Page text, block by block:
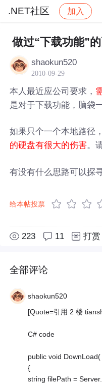
.NET社区 加入
社区 .NET社区
做过“下载功能”的
shaokun520
2010-09-29
本人最近应公司要求，
是对于下载功能，脑袋
如果只个一个本地路径
的硬盘有很大的伤害。
有没有什么思路可以探
给本帖投票
223 11 打赏
全部评论
shaokun520
[Quote=引用 2 楼
C# code
public void DownLoad(
{
string filePath =